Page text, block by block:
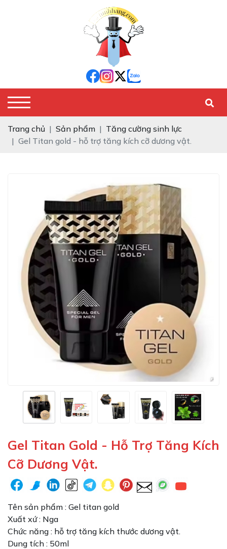
Trang chủ Sản phẩm
Tăng cường sinh lực
Gel Titan gold - hỗ trợ tăng kích cỡ dương vật.
Gel Titan Gold - Hỗ Trợ Tăng Kích
Cỡ Dương Vật.
Tên sản phẩm : Gel titan gold
Xuất xứ : Nga
Chức năng : hỗ trợ tăng kích thước dương vật.
Dung tích : 50ml